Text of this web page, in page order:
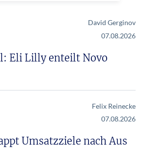
David Gerginov
07.08.2026
Eli Lilly enteilt Novo
Felix Reinecke
07.08.2026
Umsatzziele nach Aus